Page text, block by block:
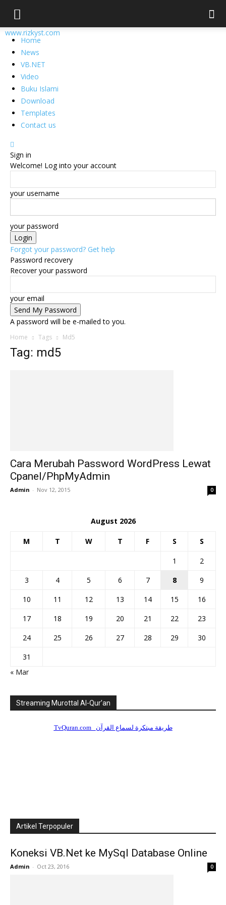
www.rizkyst.com
Home
News
VB.NET
Video
Buku Islami
Download
Templates
Contact us
Sign in
Welcome! Log into your account
your username
your password
Forgot your password? Get help
Password recovery
Recover your password
your email
A password will be e-mailed to you.
Home Tags Md5
Tag: md5
Cara Merubah Password WordPress Lewat
Cpanel/PhpMyAdmin
Admin - Nov 12, 2015 0
August 2026
M T W T F S S
1
2
3
4 5 6 7 8
9
10
11 12 13 14 15
16
17
18 19 20 21 22
23
24
25 26 27 28 29
30
31
« Mar
Streaming Murottal Al-Qur’an
Artikel Terpopuler
Koneksi VB.Net ke MySql Database Online
Admin - Oct 23, 2016 0